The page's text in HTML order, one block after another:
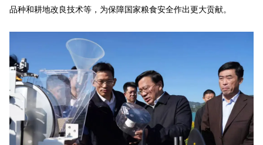
品种和耕地改良技术等，为保障国家粮食安全作出更大贡献。